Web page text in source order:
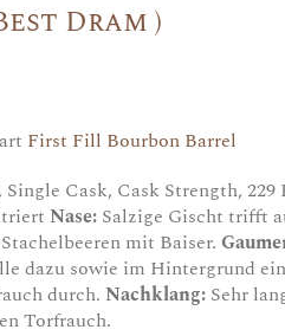
Dram )
First Fill Bourbon Barrel
Cask, Cask Strength, 229
Nase: Salzige Gischt trifft
mit Baiser.
dazu sowie im Hintergrund
durch. Nachklang: Sehr
Torfrauch.